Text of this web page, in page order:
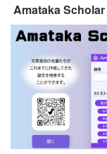
Amataka Scholar